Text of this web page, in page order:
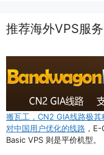
推荐海外VPS服务
搬瓦工，CN2 GIA线路极
对中国用户优化的线路 ，
Basic VPS 则是平价机型。